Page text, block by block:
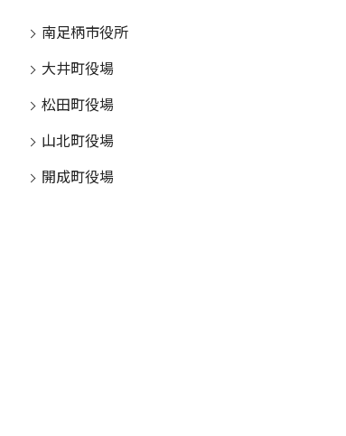
ＫＡＮＡＧＡＷＡ」イベント
に堀田真由さん、磯村勇斗さ
んの出演決定
南足柄市役所
大井町役場
松田町役場
山北町役場
開成町役場